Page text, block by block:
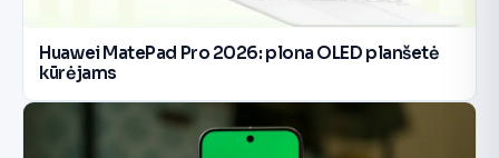
Huawei MatePad Pro 2026: plona OLED planšetė
kūrėjams